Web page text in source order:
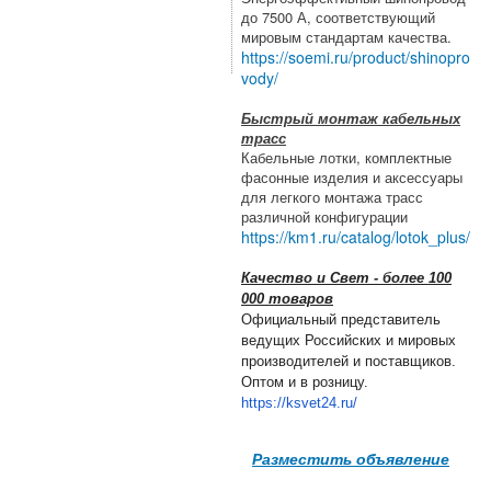
до 7500 А, соответствующий
мировым стандартам качества.
https://soemi.ru/product/shinopro
vody/
Быстрый монтаж кабельных
трасс
Кабельные лотки, комплектные
фасонные изделия и аксессуары
для легкого монтажа трасс
различной конфигурации
https://km1.ru/catalog/lotok_plus/
Качество и Свет - более 100
000 товаров
Официальный представитель
ведущих Российских и мировых
производителей и поставщиков.
Оптом и в розницу.
https://ksvet24.ru/
Разместить объявление